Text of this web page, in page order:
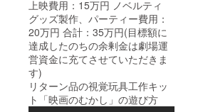
上映費用：15万円 ノベルティ
グッズ製作、パーティー費用：
20万円 合計：35万円(目標額に
達成したのちの余剰金は劇場運
営資金に充てさせていただきま
す)
リターン品の視覚玩具工作キッ
ト「映画のむかし」の遊び方